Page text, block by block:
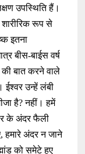
उपस्थिति हैं।
शारीरिक रूप से
इतना
बीस-बाईस वर्ष
की बात करने वाले
ईश्वर उन्हें लंबी
है? नहीं। हमें
के अंदर फैली
हमारे अंदर न जाने
को समेटे हुए